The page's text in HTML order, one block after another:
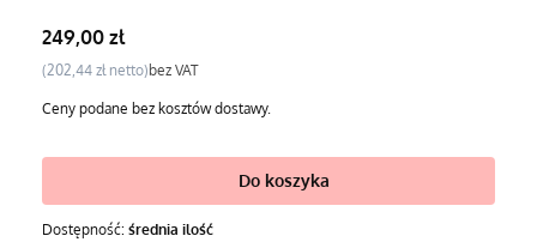
Cena
249,00 zł
Cena
202,44 zł bez VAT
Ceny podane bez kosztów dostawy.
Do koszyka
Dostępność: średnia ilość